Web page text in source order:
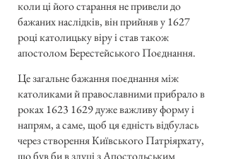
коли ці його старання не привели до
бажаних наслідків, він прийняв у 1627
році католицьку віру і став також
апостолом Берестейського Поєднання.
Це загальне бажання поєднання між
католиками й православними прибрало в
роках1623 1629дуже важливу форму і
напрям, а саме, щоб ця єдність відбулась
через створення Київського Патріярхату,
що був би в злуці з Апостольським